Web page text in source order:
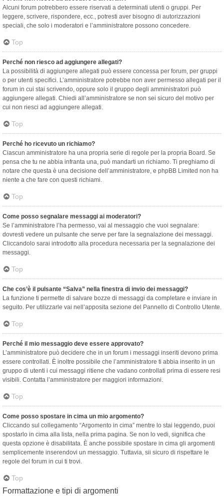
Alcuni forum potrebbero essere riservati a determinati utenti o gruppi. Per
leggere, scrivere, rispondere, ecc., potresti aver bisogno di autorizzazioni
speciali, che solo i moderatori e l’amministratore possono concedere.
Top
Perché non riesco ad aggiungere allegati?
La possibilità di aggiungere allegati può essere concessa per forum, per gruppi
o per utenti specifici. L’amministratore potrebbe non aver permesso allegati per il
forum in cui stai scrivendo, oppure solo il gruppo degli amministratori può
aggiungere allegati. Chiedi all’amministratore se non sei sicuro del motivo per
cui non riesci ad aggiungere allegati.
Top
Perché ho ricevuto un richiamo?
Ciascun amministratore ha una propria serie di regole per la propria Board. Se
pensa che tu ne abbia infranta una, può mandarti un richiamo. Ti preghiamo di
notare che questa è una decisione dell’amministratore, e phpBB Limited non ha
niente a che fare con questi richiami.
Top
Come posso segnalare messaggi ai moderatori?
Se l’amministratore l’ha permesso, vai al messaggio che vuoi segnalare:
dovresti vedere un pulsante che serve per fare la segnalazione dei messaggi.
Cliccandolo sarai introdotto alla procedura necessaria per la segnalazione dei
messaggi.
Top
Che cos’è il pulsante “Salva” nella finestra di invio dei messaggi?
La funzione ti permette di salvare bozze di messaggi da completare e inviare in
seguito. Per utilizzarle vai nell’apposita sezione del Pannello di Controllo Utente.
Top
Perché il mio messaggio deve essere approvato?
L’amministratore può decidere che in un forum i messaggi inseriti devono prima
essere controllati. È inoltre possibile che l’amministratore ti abbia inserito in un
gruppo di utenti i cui messaggi ritiene che vadano controllati prima di essere resi
visibili. Contatta l’amministratore per maggiori informazioni.
Top
Come posso spostare in cima un mio argomento?
Cliccando sul collegamento “Argomento in cima” mentre lo stai leggendo, puoi
spostarlo in cima alla lista, nella prima pagina. Se non lo vedi, significa che
questa opzione è disabilitata. È anche possibile spostare in cima gli argomenti
semplicemente inserendovi un messaggio. Tuttavia, sii sicuro di rispettare le
regole del forum in cui ti trovi.
Top
Formattazione e tipi di argomenti